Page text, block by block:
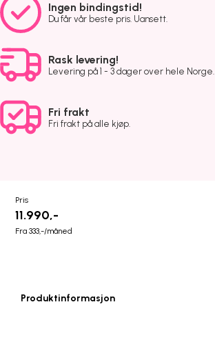
Ingen bindingstid!
Du får vår beste pris. Uansett.
Rask levering!
Levering på 1 - 3 dager over hele Norge.
Fri frakt
Fri frakt på alle kjøp.
Pris
11.990,-
Fra 333,-/måned
Produktinformasjon